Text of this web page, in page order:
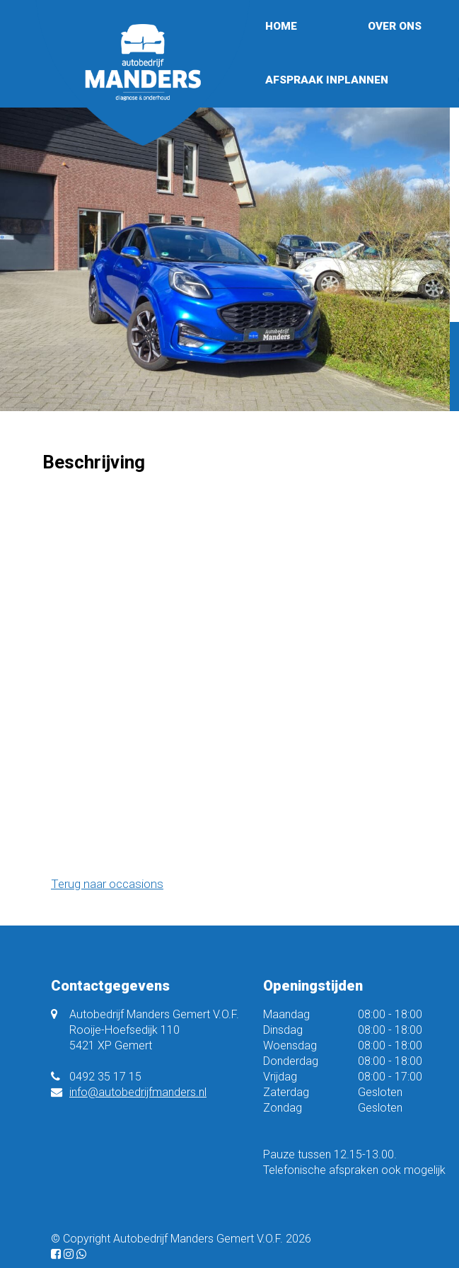
HOME OVER ONS
AFSPRAAK INPLANNEN
Beschrijving
Terug naar occasions
Contactgegevens
Autobedrijf Manders Gemert V.O.F.
Rooije-Hoefsedijk 110
5421 XP Gemert
0492 35 17 15
info@autobedrijfmanders.nl
Openingstijden
Maandag 08:00 - 18:00
Dinsdag
08:00 - 18:00
Woensdag
08:00 - 18:00
Donderdag
08:00 - 18:00
Vrijdag
08:00 - 17:00
Zaterdag
Gesloten
Zondag
Gesloten
Pauze tussen 12.15-13.00.
Telefonische afspraken ook mogelijk
© Copyright Autobedrijf Manders Gemert V.O.F. 2026